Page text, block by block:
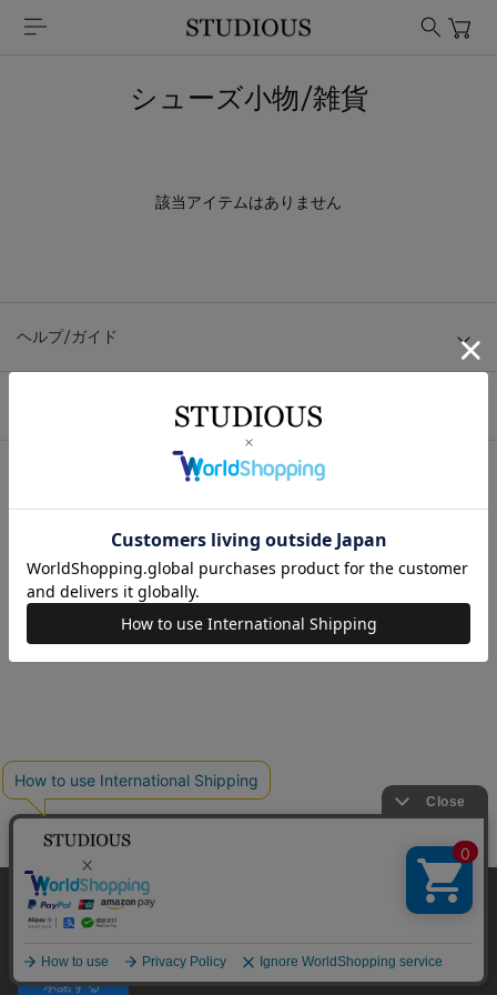
シューズ小物/雑貨
該当アイテムはありません
ヘルプ/ガイド
© TOKYO BASE CO., LTD
当サイトはクッキー(cookie)を使用します。クッキーはサイト内
の一部の機能および、サイトの使用状況の分析からマーケティ
プライバシーポリシーはこちら
承諾する